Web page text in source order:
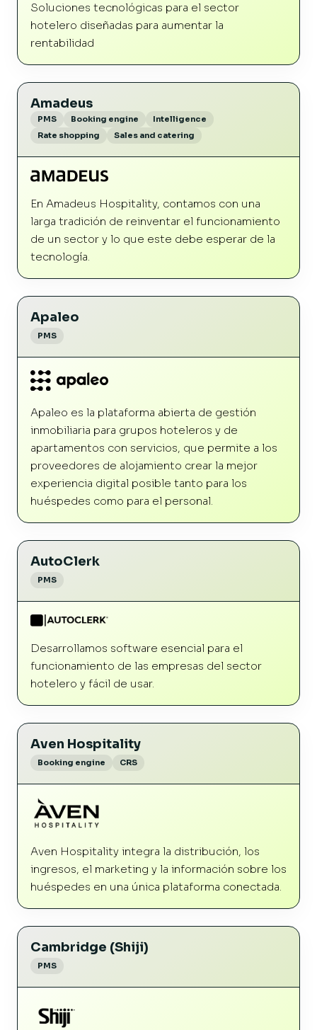
Soluciones tecnológicas para el sector
hotelero diseñadas para aumentar la
rentabilidad
Amadeus
PMS Booking engine
Intelligence
Rate shopping
Sales and catering
En Amadeus Hospitality, contamos con una
larga tradición de reinventar el funcionamiento
de un sector y lo que este debe esperar de la
tecnología.
Apaleo
PMS
Apaleo es la plataforma abierta de gestión
inmobiliaria para grupos hoteleros y de
apartamentos con servicios, que permite a los
proveedores de alojamiento crear la mejor
experiencia digital posible tanto para los
huéspedes como para el personal.
AutoClerk
PMS
Desarrollamos software esencial para el
funcionamiento de las empresas del sector
hotelero y fácil de usar.
Aven Hospitality
Booking engine CRS
Aven Hospitality integra la distribución, los
ingresos, el marketing y la información sobre los
huéspedes en una única plataforma conectada.
Cambridge (Shiji)
PMS